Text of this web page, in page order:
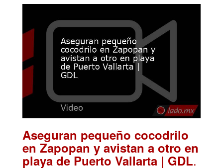
Aseguran pequeño cocodrilo
en Zapopan y avistan a otro en
playa de Puerto Vallarta | GDL.